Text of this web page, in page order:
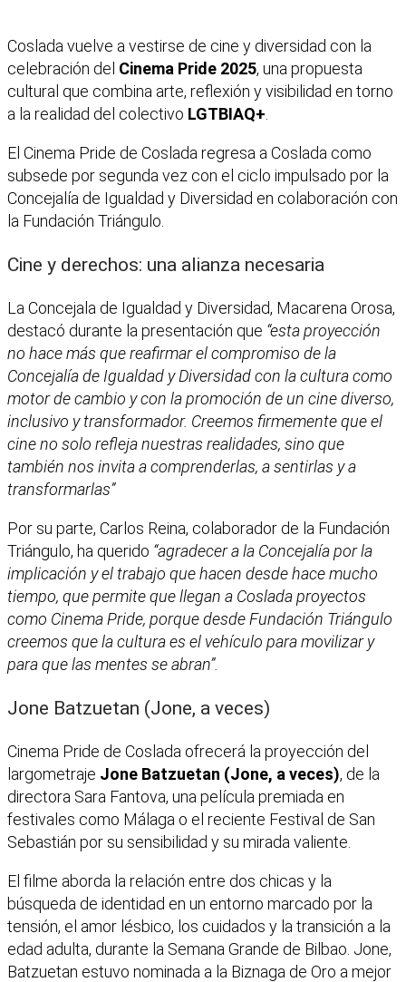
Coslada vuelve a vestirse de cine y diversidad con la
celebración del Cinema Pride 2025, una propuesta
cultural que combina arte, reflexión y visibilidad en torno
a la realidad del colectivo LGTBIAQ+.
El Cinema Pride de Coslada regresa a Coslada como
subsede por segunda vez con el ciclo impulsado por la
Concejalía de Igualdad y Diversidad en colaboración con
la Fundación Triángulo.
Cine y derechos: una alianza necesaria
La Concejala de Igualdad y Diversidad, Macarena Orosa,
destacó durante la presentación que “esta proyección
no hace más que reafirmar el compromiso de la
Concejalía de Igualdad y Diversidad con la cultura como
motor de cambio y con la promoción de un cine diverso,
inclusivo y transformador. Creemos firmemente que el
cine no solo refleja nuestras realidades, sino que
también nos invita a comprenderlas, a sentirlas y a
transformarlas”
Por su parte, Carlos Reina, colaborador de la Fundación
Triángulo, ha querido “agradecer a la Concejalía por la
implicación y el trabajo que hacen desde hace mucho
tiempo, que permite que llegan a Coslada proyectos
como Cinema Pride, porque desde Fundación Triángulo
creemos que la cultura es el vehículo para movilizar y
para que las mentes se abran”.
Jone Batzuetan (Jone, a veces)
Cinema Pride de Coslada ofrecerá la proyección del
largometraje Jone Batzuetan (Jone, a veces), de la
directora Sara Fantova, una película premiada en
festivales como Málaga o el reciente Festival de San
Sebastián por su sensibilidad y su mirada valiente.
El filme aborda la relación entre dos chicas y la
búsqueda de identidad en un entorno marcado por la
tensión, el amor lésbico, los cuidados y la transición a la
edad adulta, durante la Semana Grande de Bilbao. Jone,
Batzuetan estuvo nominada a la Biznaga de Oro a mejor